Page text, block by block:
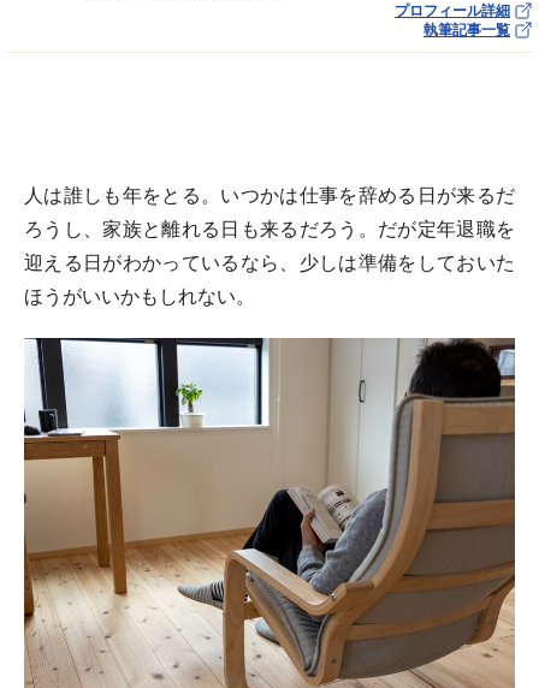
プロフィール詳細
執筆記事一覧
人は誰しも年をとる。いつかは仕事を辞める日が来るだ
ろうし、家族と離れる日も来るだろう。だが定年退職を
迎える日がわかっているなら、少しは準備をしておいた
ほうがいいかもしれない。